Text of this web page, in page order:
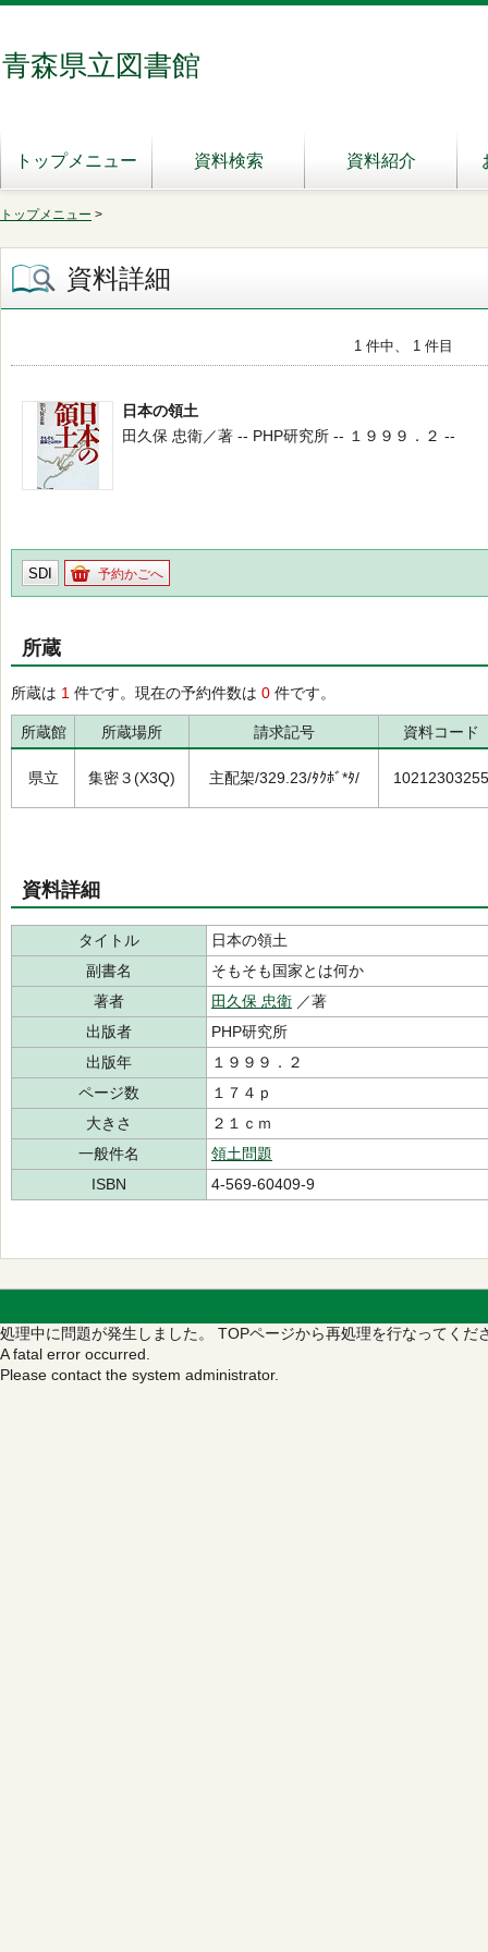
青森県立図書館
トップメニュー 資料検索 資料紹介
トップメニュー >
資料詳細
1 件中、 1 件目
日本の領土
田久保 忠衛／著 -- PHP研究所 -- １９９９．２ --
SDI 予約かごへ
所蔵
所蔵は 1 件です。現在の予約件数は 0 件です。
所蔵館 所蔵場所 請求記号 資料コード
県立 集密３(X3Q) 主配架/329.23/ﾀｸﾎﾞ*ﾀ/ 10212303255
資料詳細
タイトル
日本の領土
副書名
そもそも国家とは何か
著者
田久保 忠衛 ／著
出版者
PHP研究所
出版年
１９９９．２
ページ数
１７４ｐ
大きさ
２１ｃｍ
一般件名
領土問題
ISBN
4-569-60409-9
処理中に問題が発生しました。 TOPページから再処理を行なってくだ
A fatal error occurred.
Please contact the system administrator.